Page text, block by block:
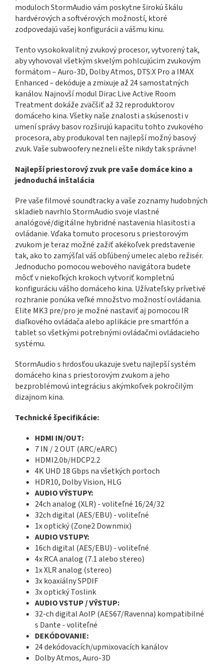
moduloch StormAudio vám poskytne širokú škálu
hardvérových a softvérových možností, ktoré
zodpovedajú vašej konfigurácii a vášmu kinu.
Tento vysokokvalitný zvukový procesor, vytvorený tak,
aby vyhovoval všetkým skvelým pohlcujúcim zvukovým
formátom – Auro-3D, Dolby Atmos, DTS:X Pro a IMAX
Enhanced – dekóduje a zmixuje až 24 samostatných
kanálov. Najnovší modul Dirac Live Active Room
Treatment dokáže zväčšiť až 32 reproduktorov
domáceho kina. Všetky naše znalosti a skúsenosti v
umení správy basov rozširujú kapacitu tohto zvukového
procesora, aby produkoval ten najlepší možný basový
zvuk. Vaše subwoofery nezneli ešte nikdy tak správne!
Najlepší priestorový zvuk pre vaše domáce kino a
jednoduchá inštalácia
Pre vaše filmové soundtracky a vaše zoznamy hudobných
skladieb navrhlo StormAudio svoje vlastné
analógové/digitálne hybridné nastavenia hlasitosti a
ovládanie. Vďaka tomuto procesoru s priestorovým
zvukom je teraz možné zažiť akékoľvek predstavenie
tak, ako to zamýšľal váš obľúbený umelec alebo režisér.
Jednoducho pomocou webového navigátora budete
môcť v niekoľkých krokoch vytvoriť kompletnú
konfiguráciu vášho domáceho kina. Užívateľsky prívetivé
rozhranie ponúka veľké množstvo možností ovládania.
Elite MK3 pre/pro je možné nastaviť aj pomocou IR
diaľkového ovládača alebo aplikácie pre smartfón a
tablet so všetkými potrebnými ovládačmi ovládacieho
systému.
StormAudio s hrdosťou ukazuje svetu najlepší systém
domáceho kina s priestorovým zvukom a jeho
bezproblémovú integráciu s akýmkoľvek pokročilým
dizajnom kina.
Technické špecifikácie:
HDMI IN/OUT:
7 IN / 2 OUT (ARC/eARC)
HDMI2.0b/HDCP2.2
4K UHD 18 Gbps na všetkých portoch
HDR10, Dolby Vision, HLG
AUDIO VÝSTUPY:
24ch analog (XLR) - voliteľné 16/24/32
32ch digital (AES/EBU) - voliteľné
1x optický (Zone2 Downmix)
AUDIO VSTUPY:
16ch digital (AES/EBU) - voliteľné
4x RCA analog (7.1 alebo stereo)
1x XLR analog (stereo)
3x koaxiálny SPDIF
3x optický Toslink
AUDIO VSTUP / VÝSTUP:
32-ch digital AoIP (AES67/Ravenna) kompatibilné
s Dante - voliteľné
DEKÓDOVANIE:
24 dekódovacích/upmixovacích kanálov
Dolby Atmos, Auro-3D